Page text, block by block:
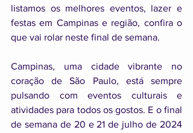
listamos os melhores eventos, lazer e
festas em Campinas e região, confira o
que vai rolar neste final de semana.
Campinas, uma cidade vibrante no
coração de São Paulo, está sempre
pulsando com eventos culturais e
atividades para todos os gostos. E o final
de semana de 20 e 21 de julho de 2024